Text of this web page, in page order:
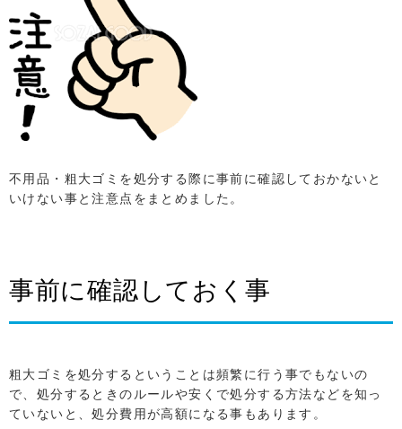
不用品・粗大ゴミを処分する際に事前に確認しておかないと
いけない事と注意点をまとめました。
事前に確認しておく事
粗大ゴミを処分するということは頻繁に行う事でもないの
で、処分するときのルールや安くで処分する方法などを知っ
ていないと、処分費用が高額になる事もあります。